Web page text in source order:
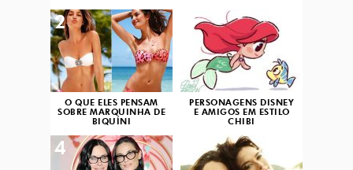
O QUE ELES PENSAM
SOBRE MARQUINHA DE
BIQUÍNI
2
PERSONAGENS DISNEY
E AMIGOS EM ESTILO
CHIBI
3
4